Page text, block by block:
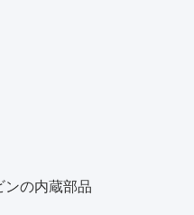
ンの内蔵部品